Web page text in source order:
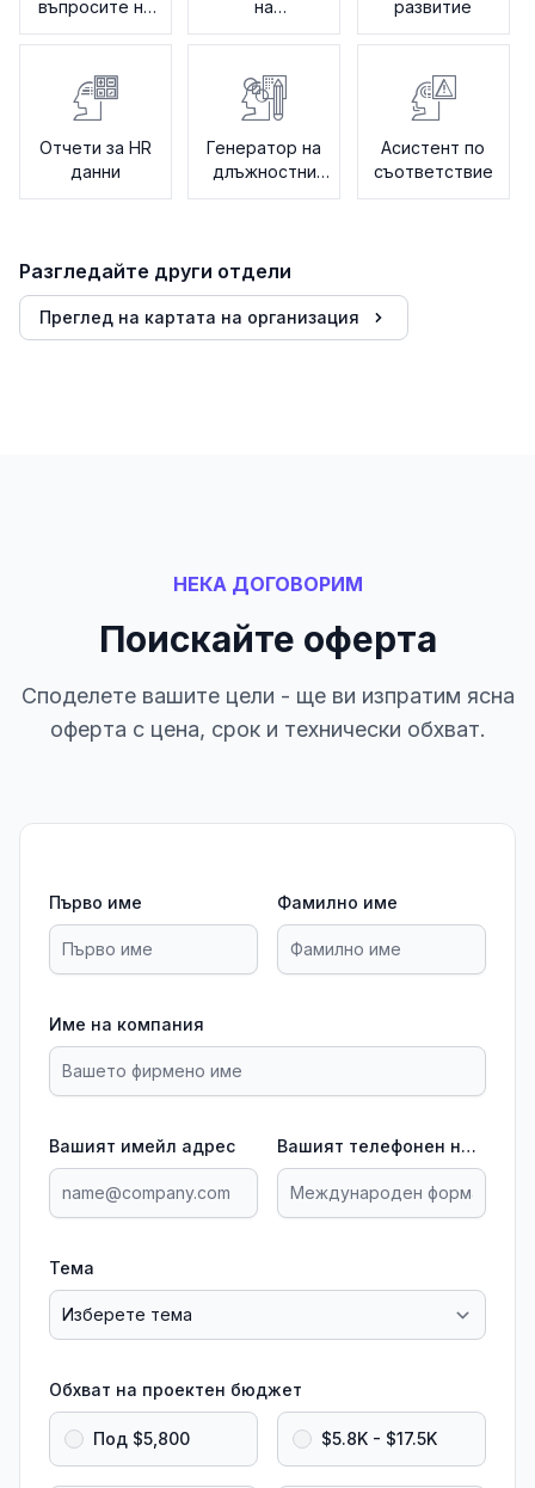
въпросите на
ЧР
на
напускането
развитие
Отчети за HR
данни
Генератор на
длъжностни
характеристики
Асистент по
съответствие
Разгледайте други отдели
Преглед на картата на организация
НЕКА ДОГОВОРИМ
Поискайте оферта
Споделете вашите цели - ще ви изпратим ясна
оферта с цена, срок и технически обхват.
Първо име Фамилно име
Име на компания
Вашият имейл адрес Вашият телефонен номер
Тема
Обхват на проектен бюджет
Под $5,800 $5.8K - $17.5K